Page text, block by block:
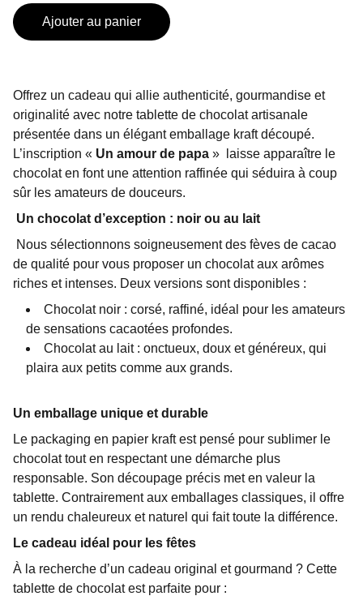
Ajouter au panier
Offrez un cadeau qui allie authenticité, gourmandise et
originalité avec notre tablette de chocolat artisanale
présentée dans un élégant emballage kraft découpé.
L’inscription « Un amour de papa »
laisse apparaître le
chocolat en font une attention raffinée qui séduira à coup
sûr les amateurs de douceurs.
Un chocolat d’exception : noir ou au lait
Nous sélectionnons soigneusement des fèves de cacao
de qualité pour vous proposer un chocolat aux arômes
riches et intenses. Deux versions sont disponibles :
Chocolat noir : corsé, raffiné, idéal pour les amateurs
de sensations cacaotées profondes.
Chocolat au lait : onctueux, doux et généreux, qui
plaira aux petits comme aux grands.
Un emballage unique et durable
Le packaging en papier kraft est pensé pour sublimer le
chocolat tout en respectant une démarche plus
responsable. Son découpage précis met en valeur la
tablette. Contrairement aux emballages classiques, il offre
un rendu chaleureux et naturel qui fait toute la différence.
Le cadeau idéal pour les fêtes
À la recherche d’un cadeau original et gourmand ? Cette
tablette de chocolat est parfaite pour :